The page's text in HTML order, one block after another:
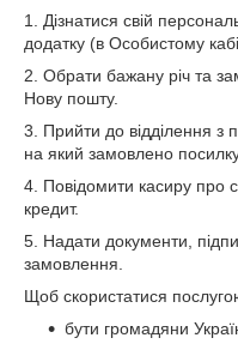
1. Дізнатися свій
додатку (в Особистому
2. Обрати бажану річ та
Нову пошту.
3. Прийти до відділення з
на який замовлено
4. Повідомити касиру про
кредит.
5. Надати документи,
замовлення.
Щоб скористатися
бути громадяни